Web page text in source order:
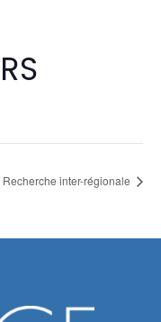
Recherche inter-régionale